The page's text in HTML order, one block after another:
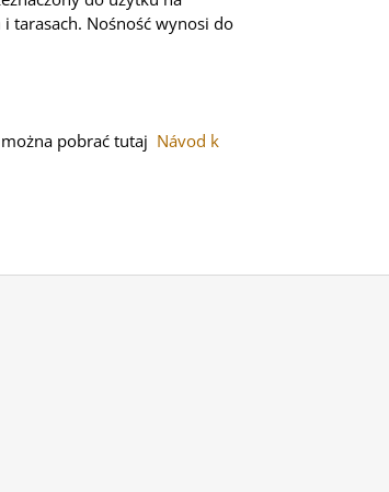
tarasach. Nośność wynosi do
pobrać tutaj Návod k